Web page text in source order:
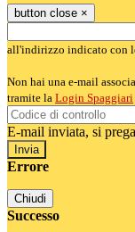
button close ×
all'indirizzo indicato con
Non hai una e-mail
tramite la Login Spaggiari
E-mail inviata, si
Errore
Chiudi
Successo